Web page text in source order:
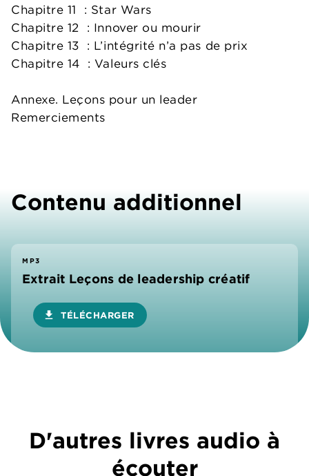
Chapitre 11 : Star Wars
Chapitre 12 : Innover ou mourir
Chapitre 13 : L’intégrité n’a pas de prix
Chapitre 14 : Valeurs clés
Annexe. Leçons pour un leader
Remerciements
Contenu additionnel
MP3
Extrait Leçons de leadership créatif
download TÉLÉCHARGER
D'autres livres audio à
écouter